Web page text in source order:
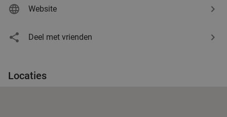
Website
Deel met vrienden
Locaties